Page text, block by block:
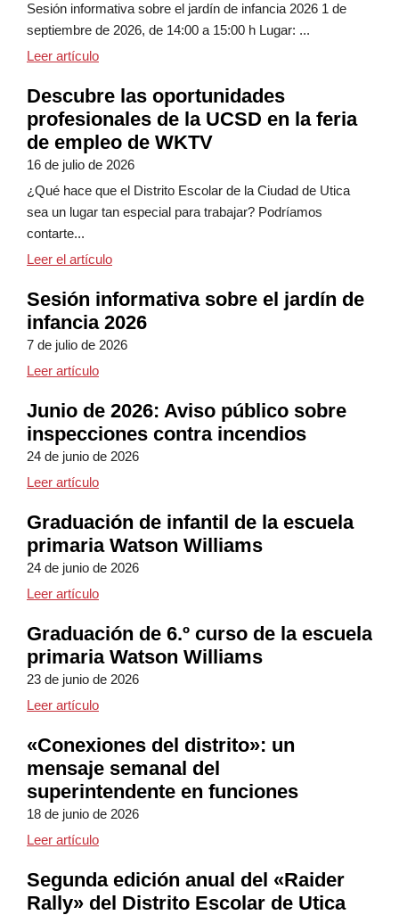
Sesión informativa sobre el jardín de infancia 2026 1 de
septiembre de 2026, de 14:00 a 15:00 h Lugar: ...
Leer artículoFolleto informativo sobre la jornada de orientación
Descubre las oportunidades
profesionales de la UCSD en la feria
de empleo de WKTV
16 de julio de 2026
¿Qué hace que el Distrito Escolar de la Ciudad de Utica
sea un lugar tan especial para trabajar? Podríamos
contarte...
Leer el artículoDescubre las oportunidades profesionales de la
Sesión informativa sobre el jardín de
infancia 2026
7 de julio de 2026
Leer artículoSesión informativa sobre el jardín de infancia 2026
Junio de 2026: Aviso público sobre
inspecciones contra incendios
24 de junio de 2026
Leer artículoJunio de 2026: Aviso público sobre inspecciones
Graduación de infantil de la escuela
primaria Watson Williams
24 de junio de 2026
Leer artículoGraduación de infantil de la escuela primaria
Graduación de 6.º curso de la escuela
primaria Watson Williams
23 de junio de 2026
Leer artículoGraduación de 6.º de Primaria de la escuela
«Conexiones del distrito»: un
mensaje semanal del
superintendente en funciones
18 de junio de 2026
Leer artículo«District Connections»: Mensaje semanal del
Segunda edición anual del «Raider
Rally» del Distrito Escolar de Utica